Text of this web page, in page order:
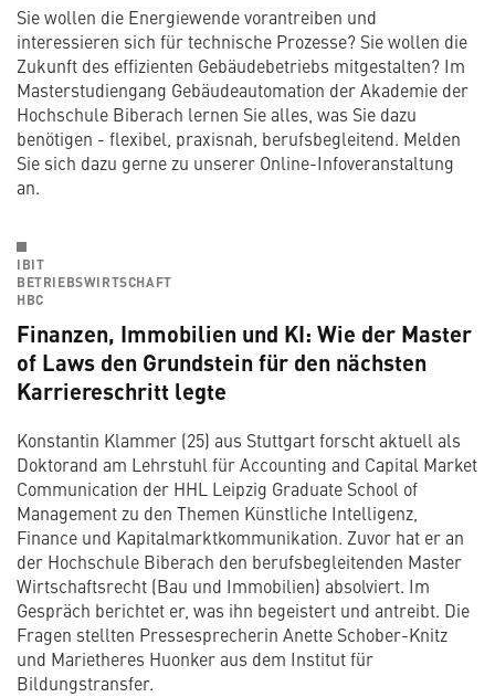
Sie wollen die Energiewende vorantreiben und
interessieren sich für technische Prozesse? Sie wollen die
Zukunft des effizienten Gebäudebetriebs mitgestalten? Im
Masterstudiengang Gebäudeautomation der Akademie der
Hochschule Biberach lernen Sie alles, was Sie dazu
benötigen - flexibel, praxisnah, berufsbegleitend. Melden
Sie sich dazu gerne zu unserer Online-Infoveranstaltung
an.
IBIT
BETRIEBSWIRTSCHAFT
HBC
Finanzen, Immobilien und KI: Wie der Master
of Laws den Grundstein für den nächsten
Karriereschritt legte
Konstantin Klammer (25) aus Stuttgart forscht aktuell als
Doktorand am Lehrstuhl für Accounting and Capital Market
Communication der HHL Leipzig Graduate School of
Management zu den Themen Künstliche Intelligenz,
Finance und Kapitalmarktkommunikation. Zuvor hat er an
der Hochschule Biberach den berufsbegleitenden Master
Wirtschaftsrecht (Bau und Immobilien) absolviert. Im
Gespräch berichtet er, was ihn begeistert und antreibt. Die
Fragen stellten Pressesprecherin Anette Schober-Knitz
und Marietheres Huonker aus dem Institut für
Bildungstransfer.